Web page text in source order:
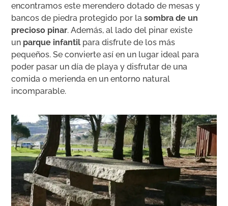
encontramos este merendero dotado de mesas y
bancos de piedra protegido por lasombra de un
precioso pinar. Además, al lado del pinar existe
un parque infantil para disfrute de los más
pequeños. Se convierte así en un lugar ideal para
poder pasar un día de playa y disfrutar de una
comida o merienda en un entorno natural
incomparable.